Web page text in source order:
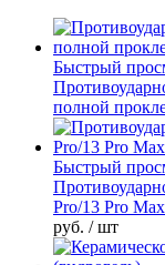
Быстрый
полной
Быстрый
Pro/13 Pro
руб. / шт